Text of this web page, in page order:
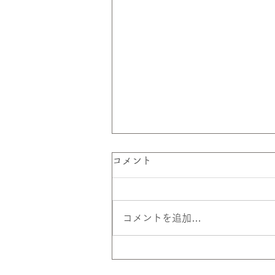
山江村防災マップを更新しま
コメント
コメントを追加…